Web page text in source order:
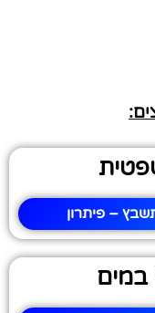
– פיתרון
במים